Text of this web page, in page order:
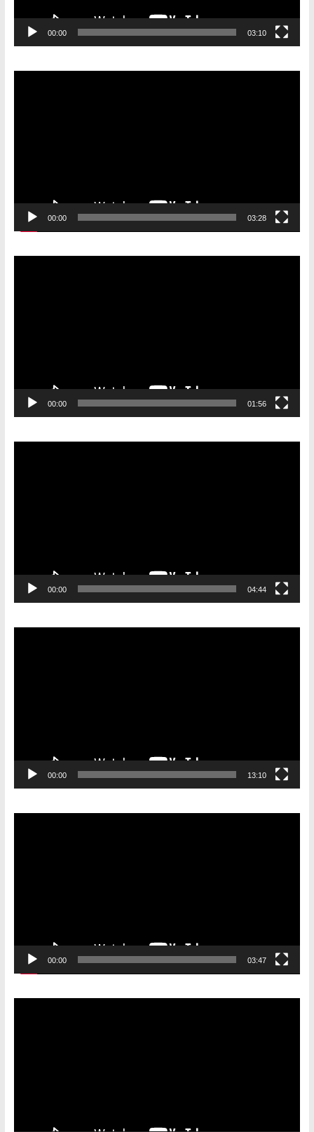
00:00 03:10
00:00 03:28
00:00 01:56
00:00 04:44
00:00 13:10
00:00 03:47